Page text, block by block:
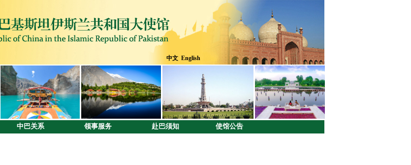
中文 English
中巴关系 领事服务 赴巴须知 使馆公告